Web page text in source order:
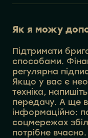
Як я можу
Підтримати
способами.
регулярна
Якщо у вас є
техніка,
передачу. А ще
інформаційно:
соцмережах
потрібне вчасно.